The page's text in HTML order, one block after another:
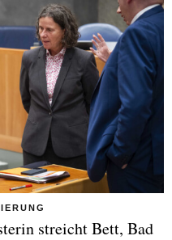
streicht Bett, Bad